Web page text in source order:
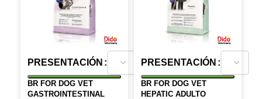
PRESENTACIÓN
BR FOR DOG VET
GASTROINTESTINAL
PRESENTACIÓN
BR FOR DOG VET
HEPATIC ADULTO